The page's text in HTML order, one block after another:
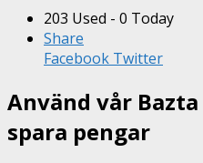
203 Used - 0 Today
Share
Facebook Twitter
Använd vår
spara pengar